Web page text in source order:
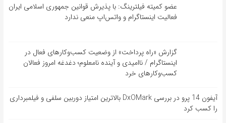
عضو کمیته فیلترینگ: با پذیرش قوانین جمهوری اسلامی ایران
فعالیت اینستاگرام و واتس‌اپ منعی ندارد
گزارش «راه پرداخت» از وضعیت کسب‌وکارهای فعال در
اینستاگرام / ناامیدی و آینده نامعلوم؛ دغدغه امروز فعالان
کسب‌وکارهای خرد
آیفون 14 پرو در بررسی DxOMark بالاترین امتیاز دوربین سلفی و فیلمبرداری
را کسب کرد